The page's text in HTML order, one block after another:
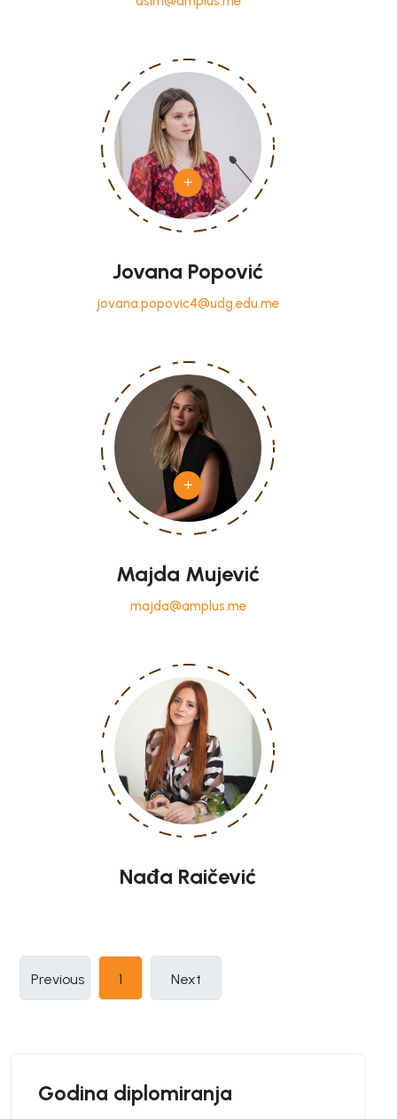
Jovana Popović
jovana.popovic4@udg.edu.me
Majda Mujević
majda@amplus.me
Nađa Raičević
Previous 1 (current)Next
Godina diplomiranja